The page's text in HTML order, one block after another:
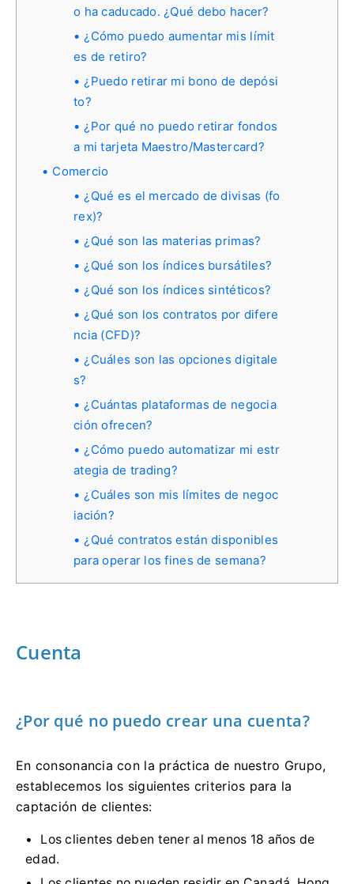
o ha caducado. ¿Qué debo hacer?
¿Cómo puedo aumentar mis límit
es de retiro?
¿Puedo retirar mi bono de depósi
to?
¿Por qué no puedo retirar fondos
a mi tarjeta Maestro/Mastercard?
Comercio
¿Qué es el mercado de divisas (fo
rex)?
¿Qué son las materias primas?
¿Qué son los índices bursátiles?
¿Qué son los índices sintéticos?
¿Qué son los contratos por difere
ncia (CFD)?
¿Cuáles son las opciones digitale
s?
¿Cuántas plataformas de negocia
ción ofrecen?
¿Cómo puedo automatizar mi estr
ategia de trading?
¿Cuáles son mis límites de negoc
iación?
¿Qué contratos están disponibles
para operar los fines de semana?
Cuenta
¿Por qué no puedo crear una cuenta?
En consonancia con la práctica de nuestro Grupo,
establecemos los siguientes criterios para la
captación de clientes:
Los clientes deben tener al menos 18 años de
edad.